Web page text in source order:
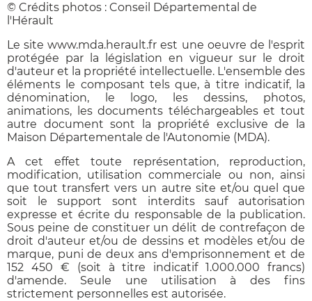
© Crédits photos : Conseil Départemental de
l'Hérault
Le site www.mda.herault.fr est une oeuvre de l'esprit
protégée par la législation en vigueur sur le droit
d'auteur et la propriété intellectuelle. L'ensemble des
éléments le composant tels que, à titre indicatif, la
dénomination, le logo, les dessins, photos,
animations, les documents téléchargeables et tout
autre document sont la propriété exclusive de la
Maison Départementale de l'Autonomie (MDA).
A cet effet toute représentation, reproduction,
modification, utilisation commerciale ou non, ainsi
que tout transfert vers un autre site et/ou quel que
soit le support sont interdits sauf autorisation
expresse et écrite du responsable de la publication.
Sous peine de constituer un délit de contrefaçon de
droit d'auteur et/ou de dessins et modèles et/ou de
marque, puni de deux ans d'emprisonnement et de
152 450 € (soit à titre indicatif 1.000.000 francs)
d'amende. Seule une utilisation à des fins
strictement personnelles est autorisée.